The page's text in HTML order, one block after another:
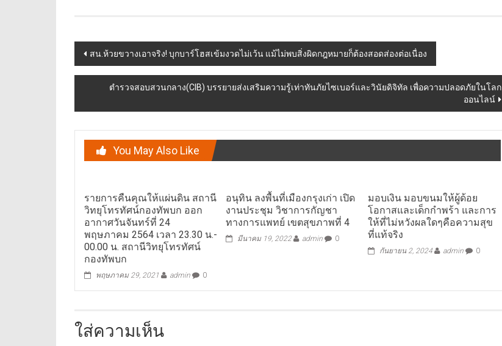
Post
navigation
สน.ห้วยขวางเอาจริง! บุกบาร์โฮสเข้มงวดไม่เว้น แม้ไม่พบสิ่งผิดกฎหมายก็ต้องสอดส่องต่อเนื่อง
ตำรวจสอบสวนกลาง(CIB) บรรยายส่งเสริมความรู้เท่าทันภัยไซเบอร์และวินัยดิจิทัล เพื่อความปลอดภัยในโลก
ออนไลน์
You May Also Like
รายการคืนคุณให้แผ่นดิน สถานี
วิทยุโทรทัศน์กองทัพบก ออก
อากาศวันจันทร์ที่ 24
พฤษภาคม 2564 เวลา 23.30 น.-
00.00 น. สถานีวิทยุโทรทัศน์
กองทัพบก
พฤษภาคม 29, 2021 admin 0
อนุทิน ลงพื้นที่เมืองกรุงเก่า เปิด
งานประชุม วิชาการกัญชา
ทางการแพทย์ เขตสุขภาพที่ 4
มีนาคม 19, 2022 admin 0
มอบเงิน มอบขนมให้ผู้ด้อย
โอกาสและเด็กกำพร้า และการ
ให้ที่ไม่หวังผลใดๆคือความสุข
ที่แท้จริง
กันยายน 2, 2024 admin 0
ใส่ความเห็น